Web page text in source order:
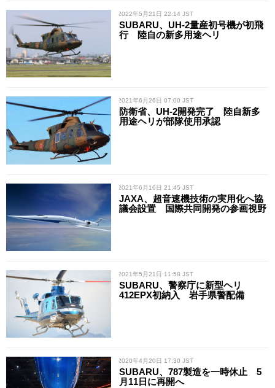
/ 2022年5月21日 22:14 JST
SUBARU、UH-2量産初号機が初飛
行 陸自の新多用途ヘリ
/ 2021年6月26日 07:00 JST
防衛省、UH-2開発完了 陸自新多
用途ヘリが部隊使用承認
/ 2021年6月16日 21:45 JST
JAXA、超音速機技術の実用化へ協
議会設置 国際共同開発の参画視野
/ 2021年5月21日 11:58 JST
SUBARU、警察庁に新型ヘリ
412EPX初納入 岩手県警配備
/ 2020年4月20日 17:30 JST
SUBARU、787製造を一時休止 5
月11日に再開へ